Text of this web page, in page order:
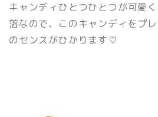
キャンディひとつひとつが可愛
落なので、このキャンディをプ
のセンスがひかります♡